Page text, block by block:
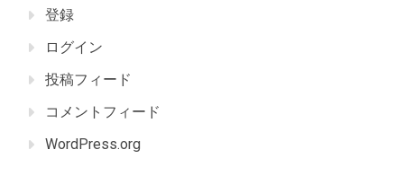
登録
ログイン
投稿フィード
コメントフィード
WordPress.org